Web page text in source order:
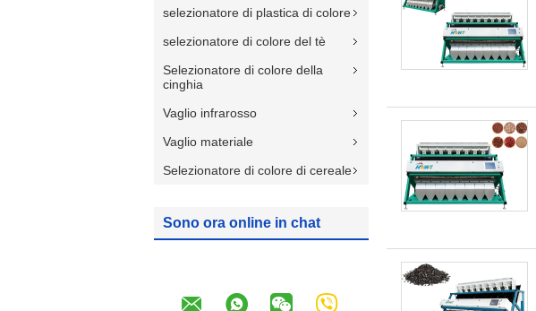
selezionatore di plastica di colore
selezionatore di colore del tè
Selezionatore di colore della
cinghia
Vaglio infrarosso
Vaglio materiale
Selezionatore di colore di cereale
Sono ora online in chat